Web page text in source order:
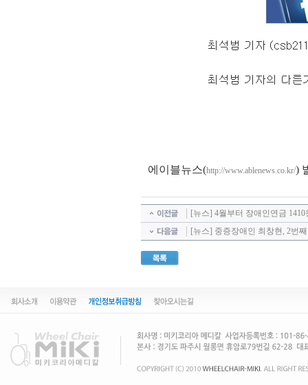
에이블뉴스(http://www.ablenews.co.kr/)
[뉴스] 4월부터 장애인연금
[뉴스] 중증장애인 최창현, 2번